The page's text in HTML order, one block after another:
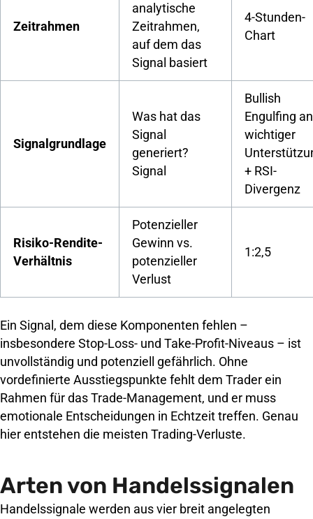
Zeitrahmen
analytische
Zeitrahmen,
auf dem das
Signal basiert
4-Stunden-
Chart
Signalgrundlage
Was hat das
Signal
generiert?
Signal
Bullish
Engulfing an
wichtiger
+ RSI-
Divergenz
Risiko-Rendite-
Verhältnis
Potenzieller
Gewinn vs.
potenzieller
Verlust
1:2,5
Ein Signal, dem diese Komponenten fehlen –
insbesondere Stop-Loss- und Take-Profit-Niveaus – ist
unvollständig und potenziell gefährlich. Ohne
vordefinierte Ausstiegspunkte fehlt dem Trader ein
Rahmen für das Trade-Management, und er muss
emotionale Entscheidungen in Echtzeit treffen. Genau
hier entstehen die meisten Trading-Verluste.
Arten von Handelssignalen
Handelssignale werden aus vier breit angelegten